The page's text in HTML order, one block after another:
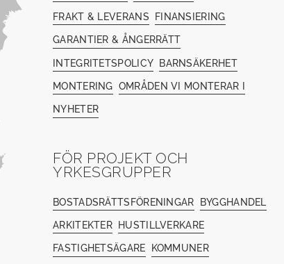
FRAKT & LEVERANS FINANSIERING
GARANTIER & ÅNGERRÄTT
INTEGRITETSPOLICY BARNSÄKERHET
MONTERING OMRÅDEN VI MONTERAR I
NYHETER
FÖR PROJEKT OCH
YRKESGRUPPER
BOSTADSRÄTTSFÖRENINGAR BYGGHANDEL
ARKITEKTER HUSTILLVERKARE
FASTIGHETSÄGARE KOMMUNER